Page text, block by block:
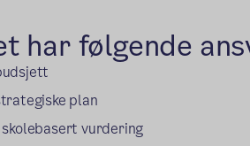
har følgende
plan
vurdering